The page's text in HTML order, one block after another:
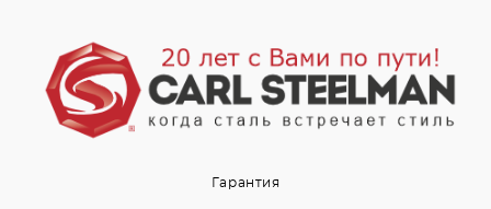
Гарантия